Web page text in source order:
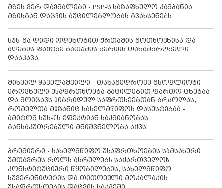
მზეს ვერ დაემალები - PSP-ს საზაფხულო კამპანია
მზისგან დაცვის აუცილებლობას გვახსენებს
სუს-მა დიდი ოდენობით ქრთამის მოთხოვნისა და
აღების ფაქტზე ბათუმის მერიის თანამშრომელი
დააკავა
მიხეილ ყაველაშვილი - თანამედროვე მსოფლიოში
ეროვნული უსაფრთხოება გაცილებით ფართო ცნებაა
და მოიცავს ჰიბრიდულ საფრთხეებთან ბრძოლას,
რომელთა მიზანიც სახელმწიფოს დასუსტებაა -
ამიტომ სუს-ის ეფექტიან საქმიანობას
განსაკუთრებული მნიშვნელობა აქვს
პრემიერი - სახელმწიფო უსაფრთხოების სამსახური
უმთავრეს როლს ასრულებს საქართველოს
კონსტიტუციური წყობილების, სახელმწიფო
სუვერენიტეტის და თითოეული მოქალაქის